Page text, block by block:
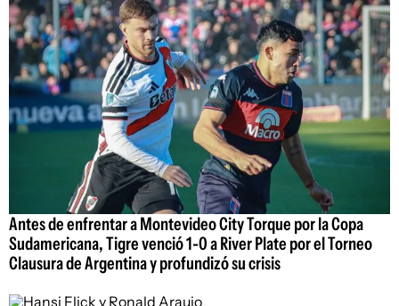
Antes de enfrentar a Montevideo City Torque por la Copa
Sudamericana, Tigre venció 1-0 a River Plate por el Torneo
Clausura de Argentina y profundizó su crisis